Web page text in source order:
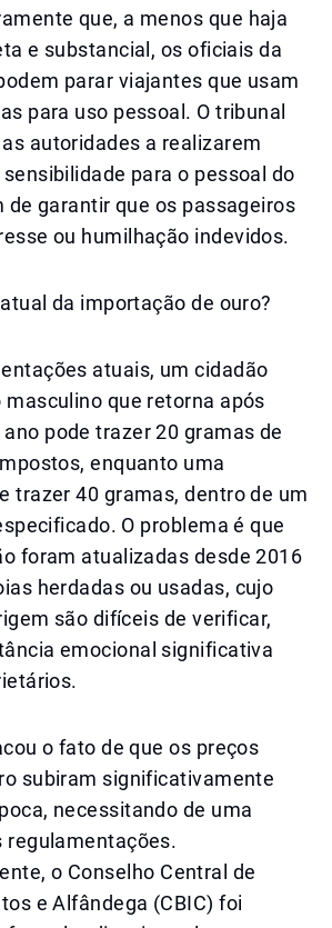
que, a menos que haja
e substancial, os oficiais da
parar viajantes que usam
para uso pessoal. O tribunal
autoridades a realizarem
para o pessoal do
de garantir que os passageiros
ou humilhação indevidos.
da importação de ouro?
atuais, um cidadão
masculino que retorna após
pode trazer 20 gramas de
enquanto uma
trazer 40 gramas, dentro de um
O problema é que
foram atualizadas desde 2016
herdadas ou usadas, cujo
são difíceis de verificar,
emocional significativa
o fato de que os preços
subiram significativamente
necessitando de uma
regulamentações.
o Conselho Central de
e Alfândega (CBIC) foi